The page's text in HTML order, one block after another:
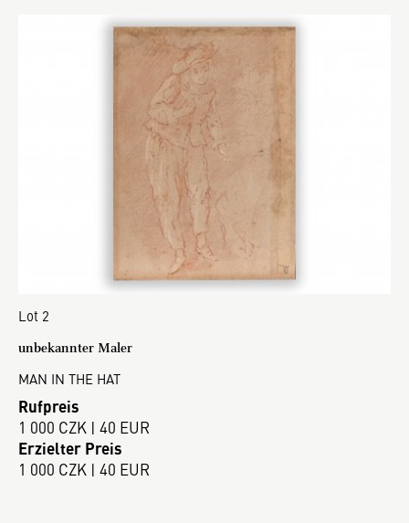
Lot 2
unbekannter Maler
MAN IN THE HAT
Rufpreis
1 000 CZK | 40 EUR
Erzielter Preis
1 000 CZK | 40 EUR